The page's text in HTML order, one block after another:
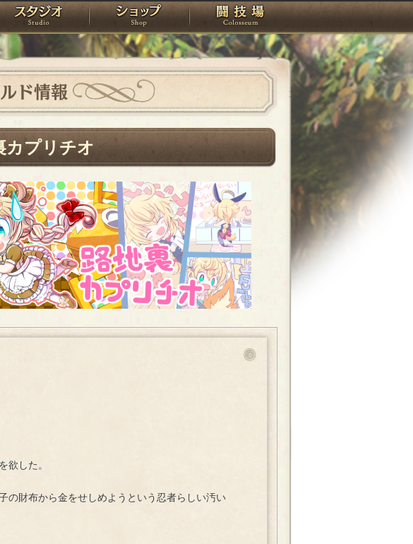
リエ スタジオ ショップ 闘技場
ド情報
カプリチオ
欲した。
の財布から金をせしめようという忍者らしい汚い